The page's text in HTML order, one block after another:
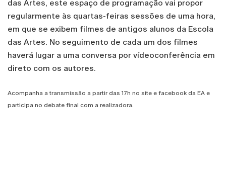
das Artes, este espaço de programação vai propor
regularmente às quartas-feiras sessões de uma hora,
em que se exibem filmes de antigos alunos da Escola
das Artes. No seguimento de cada um dos filmes
haverá lugar a uma conversa por vídeoconferência em
direto com os autores.
Acompanha a transmissão a partir das 17h no site e facebook da EA e
participa no debate final com a realizadora.